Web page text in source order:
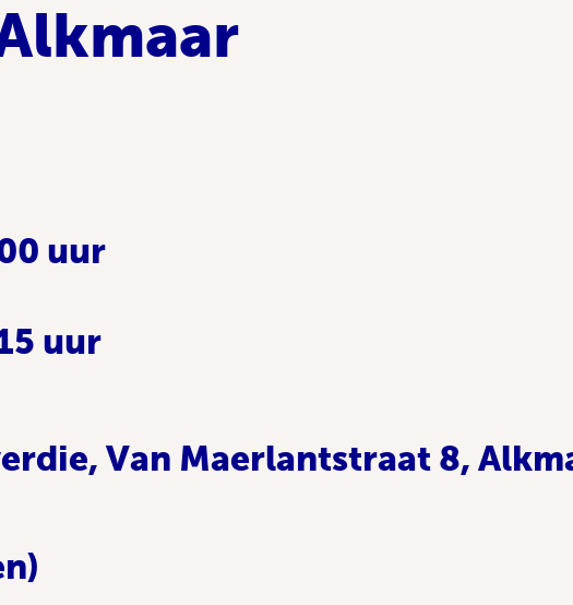
uur
uur
Van Maerlantstraat 8,